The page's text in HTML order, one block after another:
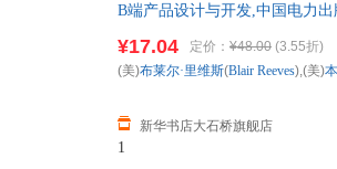
B端产品设计与开发,中国电力
1
¥17.04 定价： ¥48.00 (3.55折)
新华书店大石桥旗舰店
(美)布莱尔·里维斯(Blair Reeves),(美)